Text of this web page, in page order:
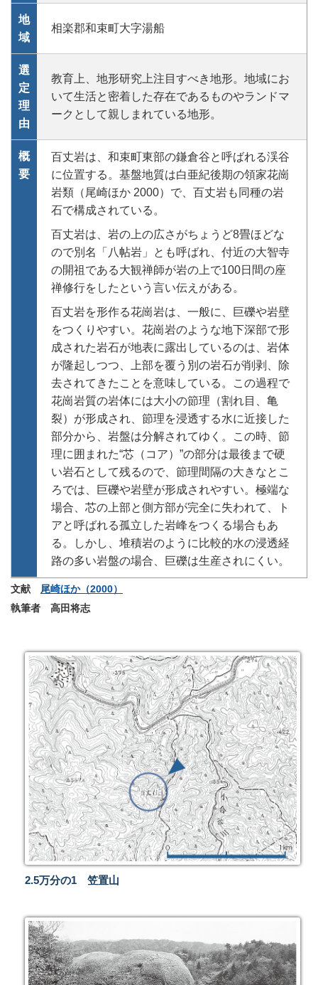
地
域
相楽郡和束町大字湯船
選
定
理
由
教育上、地形研究上注目すべき地形。地域にお
いて生活と密着した存在であるものやランドマ
ークとして親しまれている地形。
概
要
百丈岩は、和束町東部の鎌倉谷と呼ばれる渓谷
に位置する。基盤地質は白亜紀後期の領家花崗
岩類（尾崎ほか 2000）で、百丈岩も同種の岩
石で構成されている。
百丈岩は、岩の上の広さがちょうど8畳ほどな
ので別名「八帖岩」とも呼ばれ、付近の大智寺
の開祖である大観禅師が岩の上で100日間の座
禅修行をしたという言い伝えがある。
百丈岩を形作る花崗岩は、一般に、巨礫や岩壁
をつくりやすい。花崗岩のような地下深部で形
成された岩石が地表に露出しているのは、岩体
が隆起しつつ、上部を覆う別の岩石が削剥、除
去されてきたことを意味している。この過程で
花崗岩質の岩体には大小の節理（割れ目、亀
裂）が形成され、節理を浸透する水に近接した
部分から、岩盤は分解されてゆく。この時、節
理に囲まれた“芯（コア）”の部分は最後まで硬
い岩石として残るので、節理間隔の大きなとこ
ろでは、巨礫や岩壁が形成されやすい。極端な
場合、芯の上部と側方部が完全に失われて、ト
アと呼ばれる孤立した岩峰をつくる場合もあ
る。しかし、堆積岩のように比較的水の浸透経
路の多い岩盤の場合、巨礫は生産されにくい。
文献 尾崎ほか（2000）
執筆者 高田将志
2.5万分の1 笠置山